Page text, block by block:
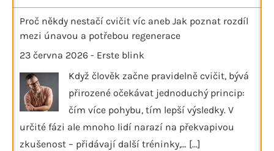
Proč někdy nestačí cvičit víc aneb Jak poznat rozdíl
mezi únavou a potřebou regenerace
23 června 2026 - Erste blink
Když člověk začne pravidelně cvičit, bývá
přirozené očekávat jednoduchý princip:
čím více pohybu, tím lepší výsledky. V
určité fázi ale mnoho lidí narazí na překvapivou
zkušenost – přidávají další tréninky,… [...]